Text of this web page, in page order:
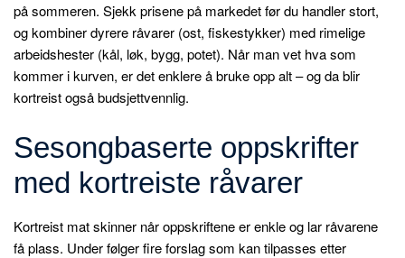
på sommeren. Sjekk prisene på markedet før du handler stort,
og kombiner dyrere råvarer (ost, fiskestykker) med rimelige
arbeidshester (kål, løk, bygg, potet). Når man vet hva som
kommer i kurven, er det enklere å bruke opp alt – og da blir
kortreist også budsjettvennlig.
Sesongbaserte oppskrifter
med kortreiste råvarer
Kortreist mat skinner når oppskriftene er enkle og lar råvarene
få plass. Under følger fire forslag som kan tilpasses etter